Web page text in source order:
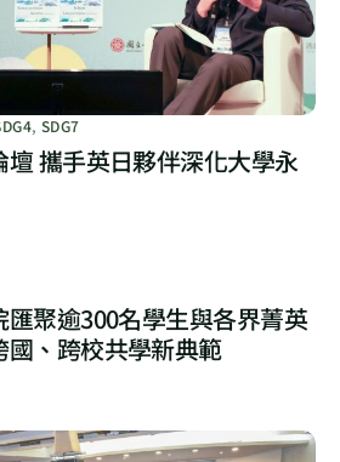
,SDG7
攜手英日夥伴深化大學永
聚逾300名學生與各界菁英
、跨校共學新典範